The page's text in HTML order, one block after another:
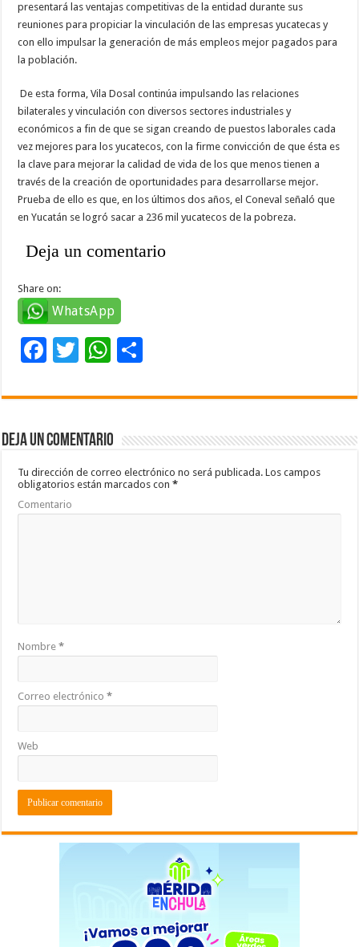
presentará las ventajas competitivas de la entidad durante sus
reuniones para propiciar la vinculación de las empresas yucatecas y
con ello impulsar la generación de más empleos mejor pagados para
la población.
De esta forma, Vila Dosal continúa impulsando las relaciones
bilaterales y vinculación con diversos sectores industriales y
económicos a fin de que se sigan creando de puestos laborales cada
vez mejores para los yucatecos, con la firme convicción de que ésta es
la clave para mejorar la calidad de vida de los que menos tienen a
través de la creación de oportunidades para desarrollarse mejor.
Prueba de ello es que, en los últimos dos años, el Coneval señaló que
en Yucatán se logró sacar a 236 mil yucatecos de la pobreza.
Deja un comentario
Share on:
WhatsApp
F
e
b
o
o
k
T
tt
er
W
at
sA
p
p
m
ar
ti
Deja un comentario
Tu dirección de correo electrónico no será publicada. Los campos
obligatorios están marcados con*
Comentario
Nombre*
Correo electrónico*
Web